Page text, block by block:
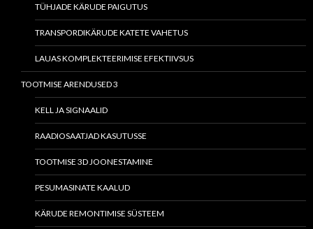
TÜHJADE KÄRUDE PAIGUTUS
TRANSPORDIKÄRUDE KATETE VAHETUS
LAUAS KOMPLEKTEERIMISE EFEKTIIVSUS
TOOTMISE ARENDUSED 3
KELL JA SIGNAALID
RAADIOSAATJAD KASUTUSSE
TOOTMISE 3D JOONESTAMINE
PESUMASINATE KAALUD
KÄRUDE REMONTIMISE SÜSTEEM